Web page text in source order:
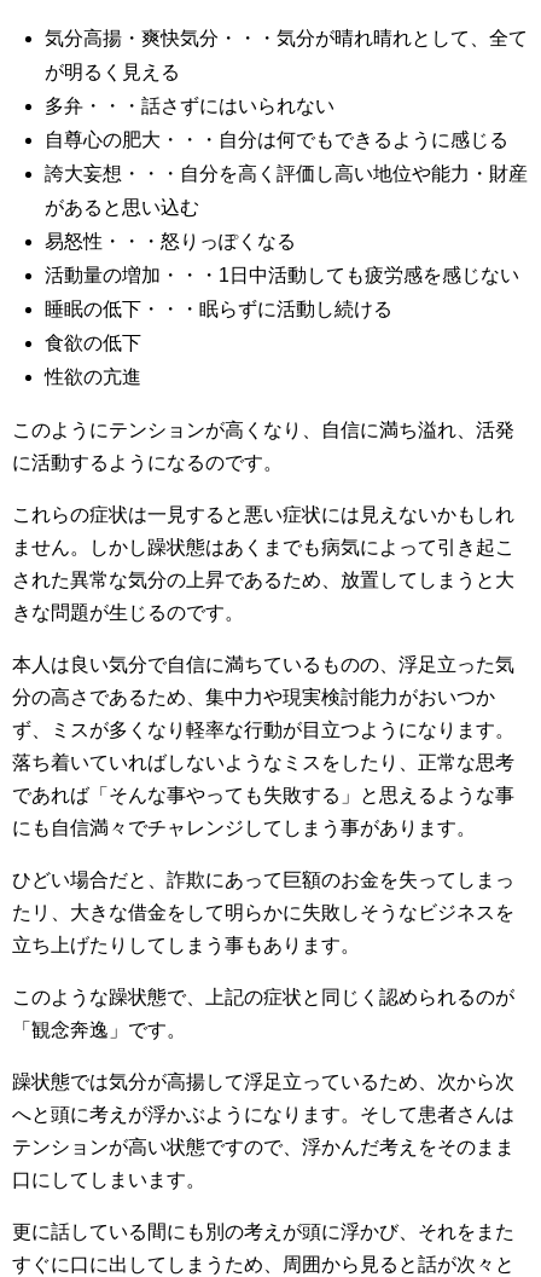
気分高揚・爽快気分・・・気分が晴れ晴れとして、全て
が明るく見える
多弁・・・話さずにはいられない
自尊心の肥大・・・自分は何でもできるように感じる
誇大妄想・・・自分を高く評価し高い地位や能力・財産
があると思い込む
易怒性・・・怒りっぽくなる
活動量の増加・・・1日中活動しても疲労感を感じない
睡眠の低下・・・眠らずに活動し続ける
食欲の低下
性欲の亢進
このようにテンションが高くなり、自信に満ち溢れ、活発
に活動するようになるのです。
これらの症状は一見すると悪い症状には見えないかもしれ
ません。しかし躁状態はあくまでも病気によって引き起こ
された異常な気分の上昇であるため、放置してしまうと大
きな問題が生じるのです。
本人は良い気分で自信に満ちているものの、浮足立った気
分の高さであるため、集中力や現実検討能力がおいつか
ず、ミスが多くなり軽率な行動が目立つようになります。
落ち着いていればしないようなミスをしたり、正常な思考
であれば「そんな事やっても失敗する」と思えるような事
にも自信満々でチャレンジしてしまう事があります。
ひどい場合だと、詐欺にあって巨額のお金を失ってしまっ
たリ、大きな借金をして明らかに失敗しそうなビジネスを
立ち上げたりしてしまう事もあります。
このような躁状態で、上記の症状と同じく認められるのが
「観念奔逸」です。
躁状態では気分が高揚して浮足立っているため、次から次
へと頭に考えが浮かぶようになります。そして患者さんは
テンションが高い状態ですので、浮かんだ考えをそのまま
口にしてしまいます。
更に話している間にも別の考えが頭に浮かび、それをまた
すぐに口に出してしまうため、周囲から見ると話が次々と